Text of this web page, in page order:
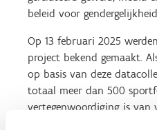
beleid voor
Op 13 februari 2025
project bekend gemaakt.
op basis van deze
totaal meer dan 500
vertegenwoordiging is van